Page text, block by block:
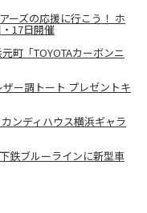
ーズの応援に行こう！ ホ
17日開催
町「TOYOTAカーボンニ
ー調トート プレゼントキ
ンディハウス横浜ギャラ
鉄ブルーラインに新型車